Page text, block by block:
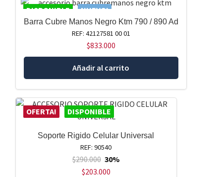
DISPONIBLE NUEVO!
Barra Cubre Manos Negro Ktm 790 / 890 Ad
REF: 42127581 00 01
$833.000
Añadir al carrito
OFERTA! DISPONIBLE
Soporte Rigido Celular Universal
REF: 90540
$290.000 30%
$203.000